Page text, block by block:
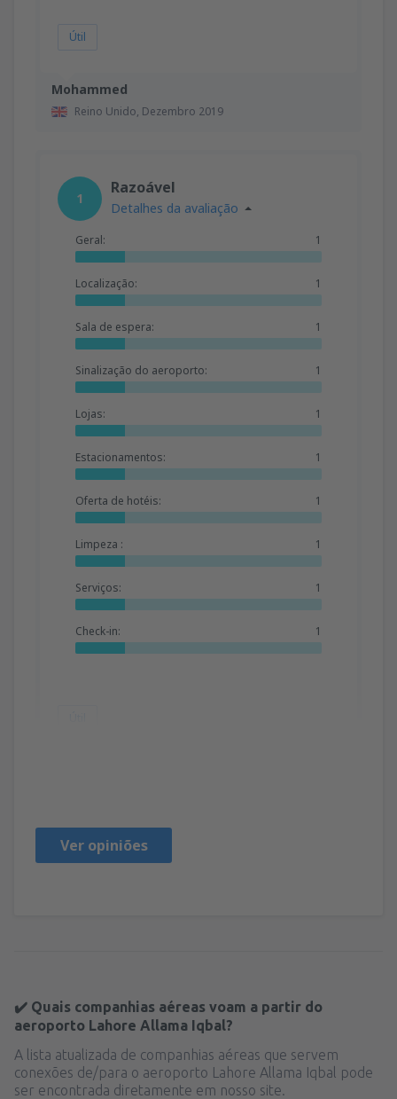
Mohammed
Reino Unido, Dezembro 2019
Útil
1
Razoável
Detalhes da avaliação
Geral: 1
Localização: 1
Sala de espera: 1
Sinalização do aeroporto: 1
Lojas: 1
Estacionamentos: 1
Oferta de hotéis: 1
Limpeza : 1
Serviços: 1
Check-in: 1
Ver opiniões
✔️ Quais companhias aéreas voam a partir do
aeroporto Lahore Allama Iqbal?
A lista atualizada de companhias aéreas que servem
conexões de/para o aeroporto Lahore Allama Iqbal pode
ser encontrada diretamente em nosso site.